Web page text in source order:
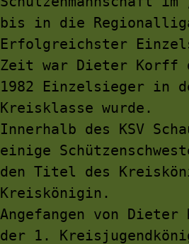
bis in die
Erfolgreichster
Zeit war Dieter Korff
1982 Einzelsieger in
Kreisklasse wurde.
Innerhalb des KSV
einige
den Titel des
Kreiskönigin.
Angefangen von
der 1.